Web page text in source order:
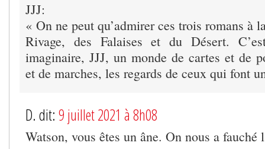
JJJ:
« On ne peut qu’admirer ces trois romans à
Rivage, des Falaises et du Désert.
imaginaire, JJJ, un monde de cartes et de
et de marches, les regards de ceux qui font
D. dit: 9 juillet 2021 à 8h08
Watson, vous êtes un âne. On nous a fauché